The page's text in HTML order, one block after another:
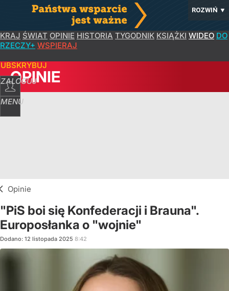
ROZWIŃ ▼
KRAJ ŚWIAT OPINIE HISTORIA TYGODNIK KSIĄŻKI WIDEO DO
RZECZY+ WSPIERAJ
ZALOGUJ
MENU
OPINIE
Opinie
"PiS boi się Konfederacji i Brauna".
Europosłanka o "wojnie"
Dodano: 12 listopada 2025 8:42